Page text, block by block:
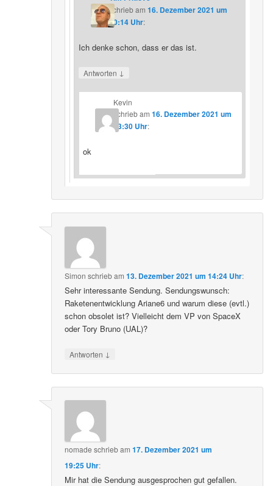
schriebam 16. Dezember 2021 um
20:14 Uhr:
Ich denke schon, dass er das ist.
Antworten ↓
Kevin
schriebam16. Dezember 2021 um
23:30 Uhr:
ok
Simon schriebam13. Dezember 2021 um 14:24 Uhr:
Sehr interessante Sendung. Sendungswunsch:
Raketenentwicklung Ariane6 und warum diese (evtl.)
schon obsolet ist? Vielleicht dem VP von SpaceX
oder Tory Bruno (UAL)?
Antworten ↓
nomade schriebam17. Dezember 2021 um
19:25 Uhr:
Mir hat die Sendung ausgesprochen gut gefallen.